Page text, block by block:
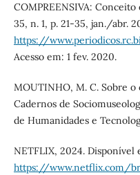
COMPREENSIVA:
35, n. 1, p. 21-35, jan./abr.
https://
Acesso em: 1 fev. 2020.
MOUTINHO, M. C. Sobre
Cadernos de
de Humanidades e
NETFLIX, 2024. Disponível
https://www.netflix.com/